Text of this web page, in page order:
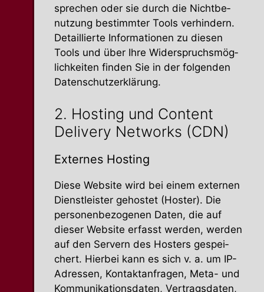
sprechen oder sie durch die Nicht­be­
nutzung bestimmter Tools verhindern.
Detail­lierte Infor­ma­tionen zu diesen
Tools und über Ihre Wider­spruchs­mög­
lich­keiten finden Sie in der folgenden
Datenschutzerklärung.
2. Hosting und Content
Delivery Networks (CDN)
Externes Hosting
Diese Website wird bei einem externen
Dienst­leister gehostet (Hoster). Die
perso­nen­be­zo­genen Daten, die auf
dieser Website erfasst werden, werden
auf den Servern des Hosters gespei­
chert. Hierbei kann es sich v. a. um IP-
Adressen, Kontakt­an­fragen, Meta- und
Kommu­ni­ka­ti­ons­daten, Vertrags­daten,